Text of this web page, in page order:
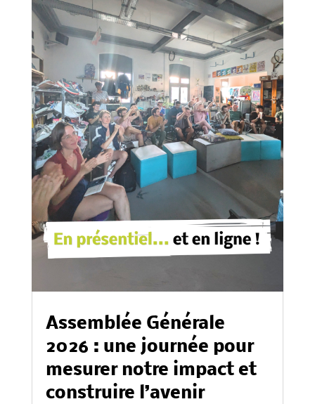
Assemblée Générale
2026 : une journée pour
mesurer notre impact et
construire l’avenir